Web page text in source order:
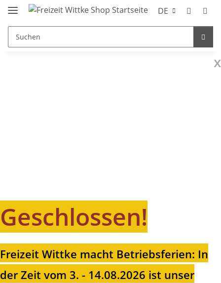
DE
x
Geschlossen!
Freizeit Wittke macht Betriebsferien: In
der Zeit vom 3. - 14.08.2026 ist unser